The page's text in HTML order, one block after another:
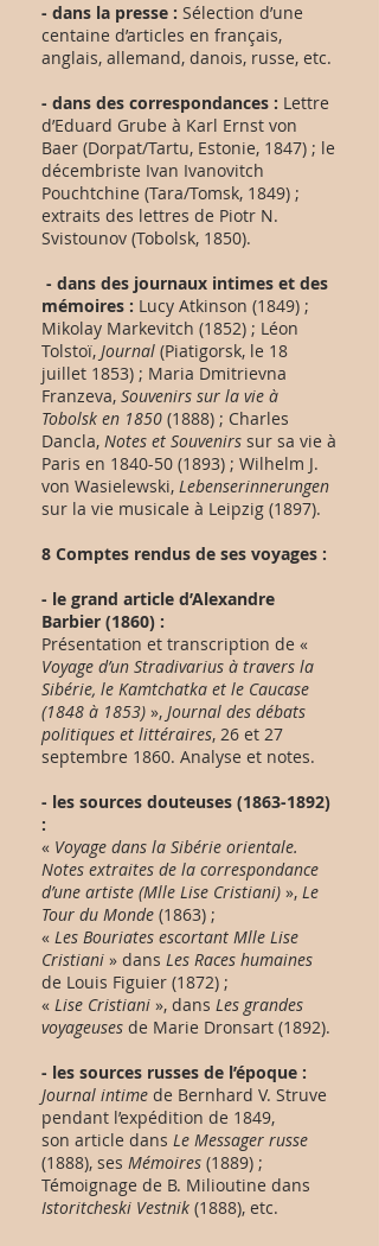
- dans la presse : Sélection d’une
centaine d’articles en français,
anglais, allemand, danois, russe, etc.
- dans des correspondances : Lettre
d’Eduard Grube à Karl Ernst von
Baer (Dorpat/Tartu, Estonie, 1847) ; le
décembriste Ivan Ivanovitch
Pouchtchine (Tara/Tomsk, 1849) ;
extraits des lettres de Piotr N.
Svistounov (Tobolsk, 1850).
- dans des journaux intimes et des
mémoires : Lucy Atkinson (1849) ;
Mikolay Markevitch (1852) ; Léon
Tolstoï, Journal (Piatigorsk, le 18
juillet 1853) ; Maria Dmitrievna
Franzeva, Souvenirs sur la vie à
Tobolsk en 1850 (1888) ; Charles
Dancla, Notes et Souvenirs sur sa vie à
Paris en 1840-50 (1893) ; Wilhelm J.
von Wasielewski, Lebenserinnerungen
sur la vie musicale à Leipzig (1897).
8 Comptes rendus de ses voyages :
- le grand article d’Alexandre
Barbier (1860) :
Présentation et transcription de «
Voyage d’un Stradivarius à travers la
Sibérie, le Kamtchatka et le Caucase
(1848 à 1853) », Journal des débats
politiques et littéraires, 26 et 27
septembre 1860. Analyse et notes.
- les sources douteuses (1863-1892)
:
« Voyage dans la Sibérie orientale.
Notes extraites de la correspondance
d’une artiste (Mlle Lise Cristiani) », Le
Tour du Monde (1863) ;
« Les Bouriates escortant Mlle Lise
Cristiani » dans Les Races humaines
de Louis Figuier (1872) ;
« Lise Cristiani », dans Les grandes
voyageuses de Marie Dronsart (1892).
- les sources russes de l’époque :
Journal intime de Bernhard V. Struve
pendant l’expédition de 1849,
son article dans Le Messager russe
(1888), ses Mémoires (1889) ;
Témoignage de B. Milioutine dans
Istoritcheski Vestnik (1888), etc.